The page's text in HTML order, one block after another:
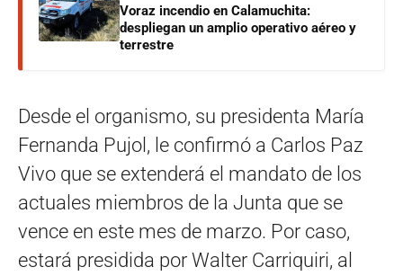
Voraz incendio en Calamuchita:
despliegan un amplio operativo aéreo y
terrestre
Desde el organismo, su presidenta María
Fernanda Pujol, le confirmó a Carlos Paz
Vivo que se extenderá el mandato de los
actuales miembros de la Junta que se
vence en este mes de marzo. Por caso,
estará presidida por Walter Carriquiri, al